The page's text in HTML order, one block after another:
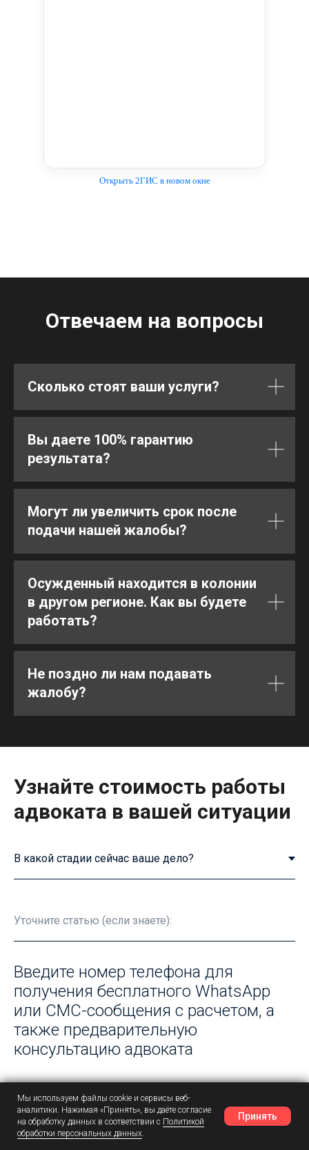
Открыть 2ГИС в новом окне
Отвечаем на вопросы
Сколько стоят ваши услуги?
Вы даете 100% гарантию
результата?
Могут ли увеличить срок после
подачи нашей жалобы?
Осужденный находится в колонии
в другом регионе. Как вы будете
работать?
Не поздно ли нам подавать
жалобу?
Узнайте стоимость работы
адвоката в вашей ситуации
Введите номер телефона для
получения бесплатного WhatsApp
или СМС-сообщения с расчетом, а
также предварительную
консультацию адвоката
Мы используем файлы cookie и сервисы веб-
аналитики. Нажимая «Принять», вы даёте согласие
на обработку данных в соответствии с Политикой
обработки персональных данных.
Принять
Наш Telegram Шансы